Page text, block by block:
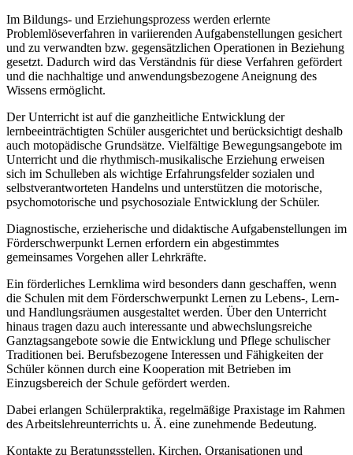
Im Bildungs- und Erziehungsprozess werden erlernte
Problemlöseverfahren in variierenden Aufgabenstellungen gesichert
und zu verwandten bzw. gegensätzlichen Operationen in Beziehung
gesetzt. Dadurch wird das Verständnis für diese Verfahren gefördert
und die nachhaltige und anwendungsbezogene Aneignung des
Wissens ermöglicht.
Der Unterricht ist auf die ganzheitliche Entwicklung der
lernbeeinträchtigten Schüler ausgerichtet und berücksichtigt deshalb
auch motopädische Grundsätze. Vielfältige Bewegungsangebote im
Unterricht und die rhythmisch-musikalische Erziehung erweisen
sich im Schulleben als wichtige Erfahrungsfelder sozialen und
selbstverantworteten Handelns und unterstützen die motorische,
psychomotorische und psychosoziale Entwicklung der Schüler.
Diagnostische, erzieherische und didaktische Aufgabenstellungen im
Förderschwerpunkt Lernen erfordern ein abgestimmtes
gemeinsames Vorgehen aller Lehrkräfte.
Ein förderliches Lernklima wird besonders dann geschaffen, wenn
die Schulen mit dem Förderschwerpunkt Lernen zu Lebens-, Lern-
und Handlungsräumen ausgestaltet werden. Über den Unterricht
hinaus tragen dazu auch interessante und abwechslungsreiche
Ganztagsangebote sowie die Entwicklung und Pflege schulischer
Traditionen bei. Berufsbezogene Interessen und Fähigkeiten der
Schüler können durch eine Kooperation mit Betrieben im
Einzugsbereich der Schule gefördert werden.
Dabei erlangen Schülerpraktika, regelmäßige Praxistage im Rahmen
des Arbeitslehreunterrichts u. Ä. eine zunehmende Bedeutung.
Kontakte zu Beratungsstellen, Kirchen, Organisationen und